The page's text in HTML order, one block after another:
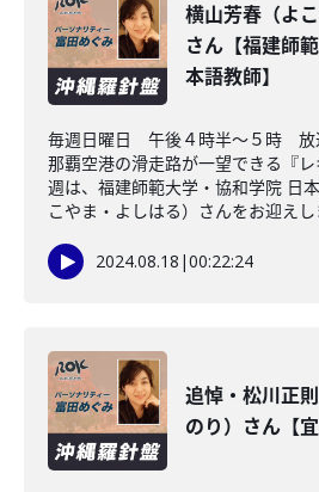
横山芳春（よ
さん【福建師
本語教師】
毎週日曜日 午後４時半～５時 放
那覇空港の滑走路が一望できる『
週は、福建師範大学・協和学院 日
こやま・よしはる）さんをお迎えし
2024.08.18 |00:22:24
追悼・松川正
のり）さん【宜